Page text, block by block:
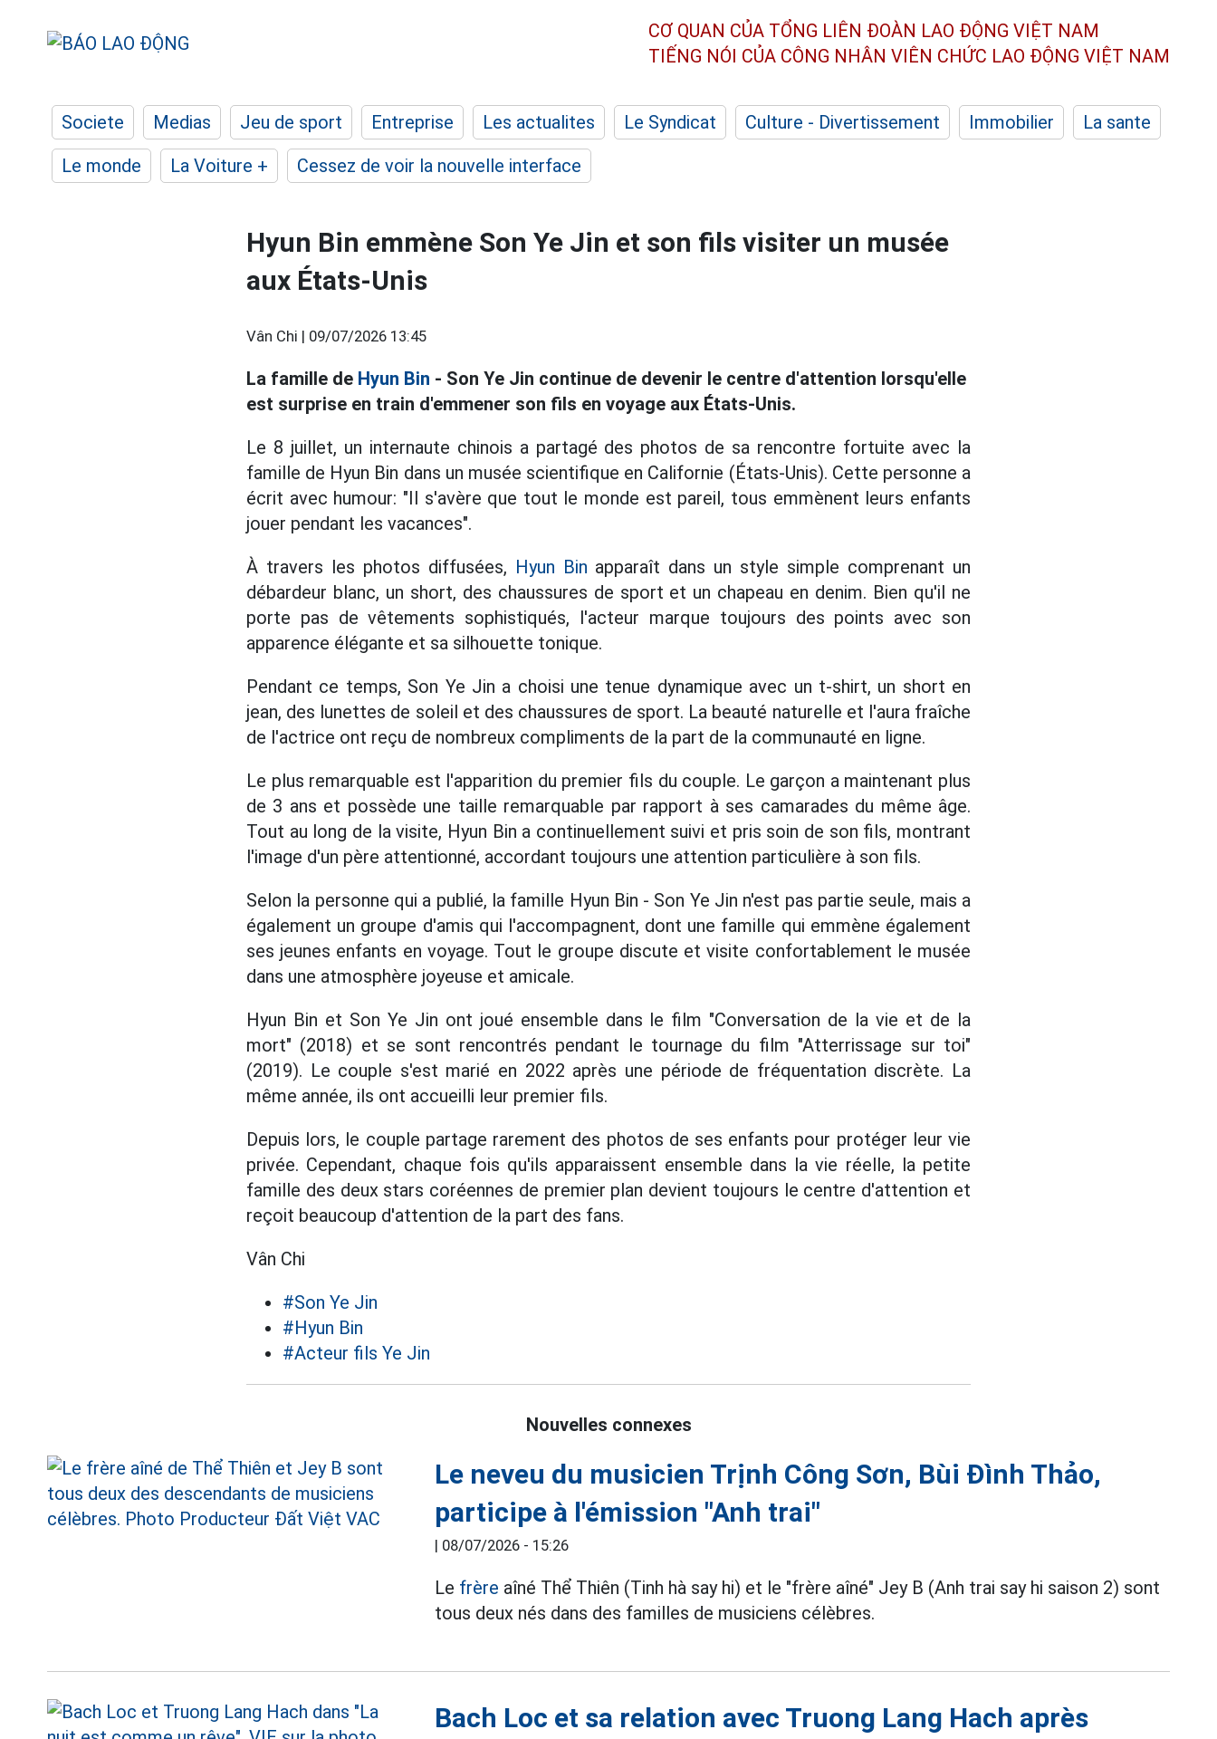
CƠ QUAN CỦA TỔNG LIÊN ĐOÀN LAO ĐỘNG VIỆT NAM
TIẾNG NÓI CỦA CÔNG NHÂN VIÊN CHỨC LAO ĐỘNG VIỆT NAM
Societe Medias Jeu de sport Entreprise Les actualites Le Syndicat Culture - Divertissement Immobilier
La sante
Le monde
La Voiture + Cessez de voir la nouvelle interface
Hyun Bin emmène Son Ye Jin et son fils visiter un musée
aux États-Unis
Vân Chi | 09/07/2026 13:45
La famille de Hyun Bin - Son Ye Jin continue de devenir le centre d'attention lorsqu'elle
est surprise en train d'emmener son fils en voyage aux États-Unis.
Le 8 juillet, un internaute chinois a partagé des photos de sa rencontre fortuite avec la
famille de Hyun Bin dans un musée scientifique en Californie (États-Unis). Cette personne a
écrit avec humour: "Il s'avère que tout le monde est pareil, tous emmènent leurs enfants
jouer pendant les vacances".
À travers les photos diffusées, Hyun Bin apparaît dans un style simple comprenant un
débardeur blanc, un short, des chaussures de sport et un chapeau en denim. Bien qu'il ne
porte pas de vêtements sophistiqués, l'acteur marque toujours des points avec son
apparence élégante et sa silhouette tonique.
Pendant ce temps, Son Ye Jin a choisi une tenue dynamique avec un t-shirt, un short en
jean, des lunettes de soleil et des chaussures de sport. La beauté naturelle et l'aura fraîche
de l'actrice ont reçu de nombreux compliments de la part de la communauté en ligne.
Le plus remarquable est l'apparition du premier fils du couple. Le garçon a maintenant plus
de 3 ans et possède une taille remarquable par rapport à ses camarades du même âge.
Tout au long de la visite, Hyun Bin a continuellement suivi et pris soin de son fils, montrant
l'image d'un père attentionné, accordant toujours une attention particulière à son fils.
Selon la personne qui a publié, la famille Hyun Bin - Son Ye Jin n'est pas partie seule, mais a
également un groupe d'amis qui l'accompagnent, dont une famille qui emmène également
ses jeunes enfants en voyage. Tout le groupe discute et visite confortablement le musée
dans une atmosphère joyeuse et amicale.
Hyun Bin et Son Ye Jin ont joué ensemble dans le film "Conversation de la vie et de la
mort" (2018) et se sont rencontrés pendant le tournage du film "Atterrissage sur toi"
(2019). Le couple s'est marié en 2022 après une période de fréquentation discrète. La
même année, ils ont accueilli leur premier fils.
Depuis lors, le couple partage rarement des photos de ses enfants pour protéger leur vie
privée. Cependant, chaque fois qu'ils apparaissent ensemble dans la vie réelle, la petite
famille des deux stars coréennes de premier plan devient toujours le centre d'attention et
reçoit beaucoup d'attention de la part des fans.
Vân Chi
#Son Ye Jin
#Hyun Bin
#Acteur fils Ye Jin
Nouvelles connexes
Le neveu du musicien Trịnh Công Sơn, Bùi Đình Thảo,
participe à l'émission "Anh trai"
| 08/07/2026 - 15:26
Le frère aîné Thể Thiên (Tinh hà say hi) et le "frère aîné" Jey B (Anh trai say hi saison 2) sont
tous deux nés dans des familles de musiciens célèbres.
Bach Loc et sa relation avec Truong Lang Hach après